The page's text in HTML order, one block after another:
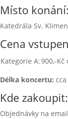
Místo konání:
Katedrála Sv.
Cena
Kategorie A:900,-Kč
Délka koncertu:
Kde zakoupit:
Objednávky na